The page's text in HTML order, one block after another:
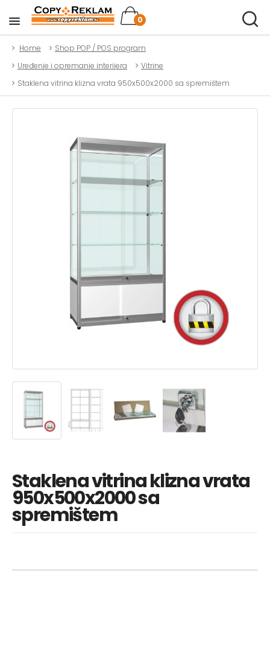
0
Home
Shop POP / POS program
Uređenje i opremanje interijera
Vitrine
Staklena vitrina klizna vrata 950x500x2000 sa spremištem
Staklena vitrina klizna vrata
950x500x2000 sa
spremištem